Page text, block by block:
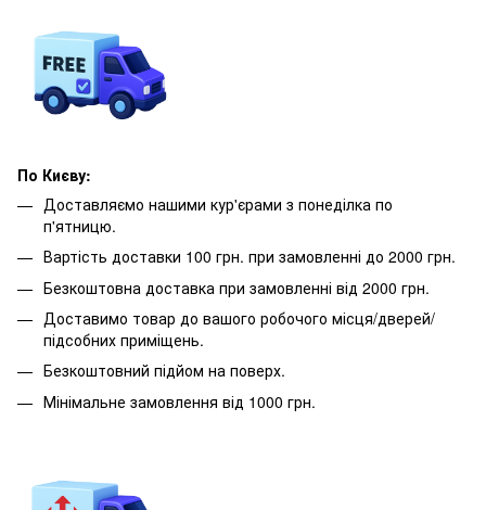
По Києву:
Доставляємо нашими кур'єрами з понеділка по
п'ятницю.
Вартість доставки 100 грн. при замовленні до 2000 грн.
Безкоштовна доставка при замовленні від 2000 грн.
Доставимо товар до вашого робочого місця/дверей/
підсобних приміщень.
Безкоштовний підйом на поверх.
Мінімальне замовлення від 1000 грн.